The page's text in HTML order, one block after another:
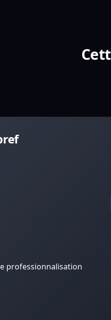
professionnalisation